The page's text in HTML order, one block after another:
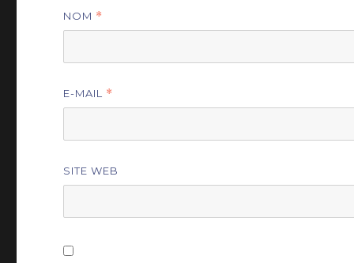
NOM *
E-MAIL *
SITE WEB